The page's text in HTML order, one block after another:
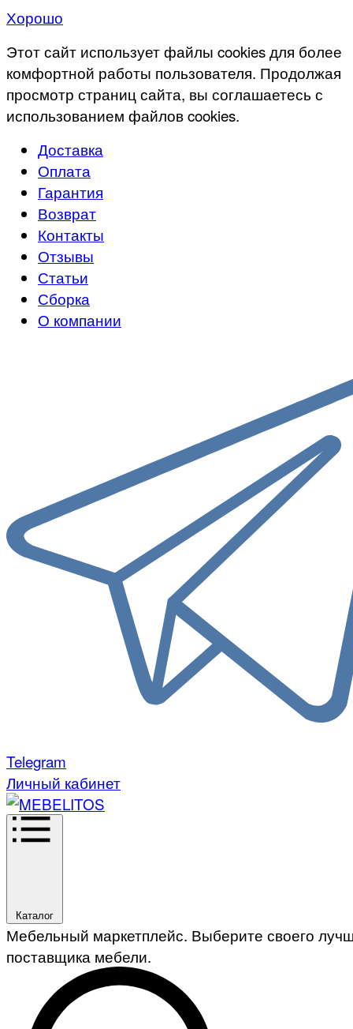
Хорошо
Этот сайт использует файлы cookies для более
комфортной работы пользователя. Продолжая
просмотр страниц сайта, вы соглашаетесь с
использованием файлов cookies.
Доставка
Оплата
Гарантия
Возврат
Контакты
Отзывы
Статьи
Сборка
О компании
Telegram
Личный кабинет
Каталог
Мебельный маркетплейс. Выберите своего
поставщика мебели.